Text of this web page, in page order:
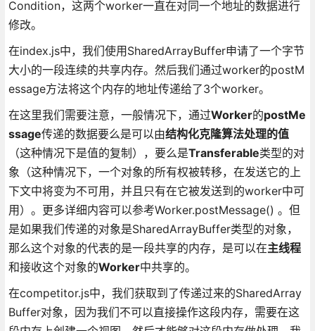
Condition，这两个worker一直在对同一个地址的数据进行
修改。
在index.js中，我们使用SharedArrayBuffer申请了一个字节
大小的一段连续的共享内存。然后我们通过worker的postM
essage方法将这个内存的地址传递给了3个worker。
在这里我们需要注意，一般情况下，通过Worker的postMe
ssage传递的数据要么是可以由结构化克隆算法处理的值
（这种情况下是值的复制），要么是Transferable类型的对
象（这种情况下，一个对象的所有权被转移，在发送它的上
下文中将变为不可用，并且只有在它被发送到的worker中可
用）。更多详细内容可以参考Worker.postMessage() 。但
是如果我们传递的对象是SharedArrayBuffer类型的对象，
那么这个对象的代表的是一段共享的内存，是可以在主线程
和接收这个对象的Worker中共享的。
在competitor.js中，我们获取到了传递过来的SharedArray
Buffer对象，因为我们不可以直接操作这段内存，需要在这